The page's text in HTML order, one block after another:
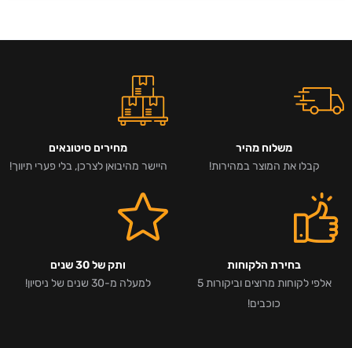
משלוח מהיר
קבלו את המוצר במהירות!
מחירים סיטונאים
היישר מהיבואן לצרכן, בלי פערי תיווך!
בחירת הלקוחות
אלפי לקוחות מרוצים וביקורות 5
כוכבים!
ותק של 30 שנים
למעלה מ-30 שנים של ניסיון!